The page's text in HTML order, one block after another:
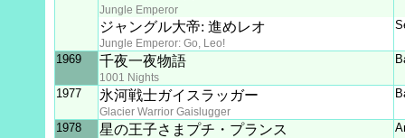
Jungle Emperor
ジャングル大帝: 進めレオ
Jungle Emperor: Go, Leo!
1969 千夜一夜物語
1001 Nights
1977 氷河戦士ガイスラッガー
Glacier Warrior Gaislugger
1978 星の王子さまプチ・プランス